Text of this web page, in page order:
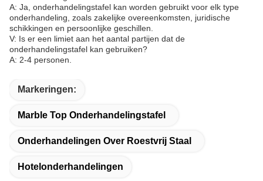
A: Ja, onderhandelingstafel kan worden gebruikt voor elk type
onderhandeling, zoals zakelijke overeenkomsten, juridische
schikkingen en persoonlijke geschillen.
V: Is er een limiet aan het aantal partijen dat de
onderhandelingstafel kan gebruiken?
A: 2-4 personen.
Markeringen:
Marble Top Onderhandelingstafel
Onderhandelingen Over Roestvrij Staal
Hotelonderhandelingen